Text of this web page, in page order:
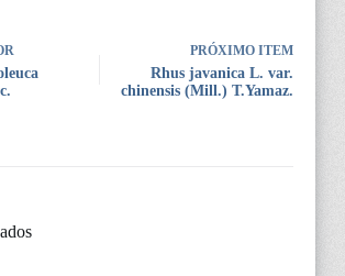
PRÓXIMO ITEM
Rhus javanica L. var.
chinensis (Mill.) T.Yamaz.